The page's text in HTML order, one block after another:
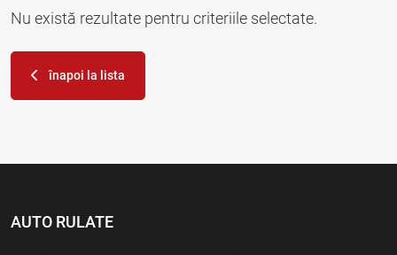
Nu există rezultate pentru criteriile selectate.
înapoi la lista
AUTO RULATE